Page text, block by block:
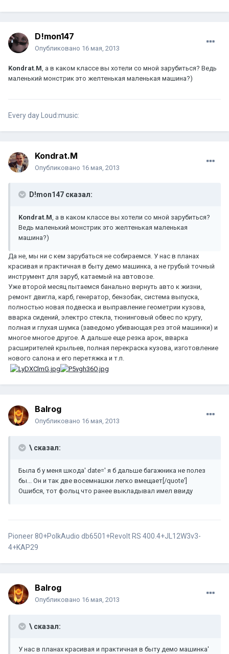
D!mon147
Опубликовано 16 мая, 2013
Kondrat.M, а в каком классе вы хотели со мной зарубиться? Ведь
маленький монстрик это желтенькая маленькая машина?)
Every day Loud:music:
Kondrat.M
Опубликовано 16 мая, 2013
D!mon147 сказал:
Kondrat.M, а в каком классе вы хотели со мной зарубиться?
Ведь маленький монстрик это желтенькая маленькая
машина?)
Да не, мы ни с кем зарубаться не собираемся. У нас в планах
красивая и практичная в быту демо машинка, а не грубый точный
инструмент для заруб, катаемый на автовозе.
Уже второй месяц пытаемся банально вернуть авто к жизни,
ремонт двигла, карб, генератор, бензобак, система выпуска,
полностью новая подвеска и выправление геометрии кузова,
вварка сидений, электро стекла, тюнинговый обвес по кругу,
полная и глухая шумка (заведомо убивающая рез этой машинки) и
многое многое другое. А дальше еще резка арок, вварка
расширителей крыльев, полная перекраска кузова, изготовление
нового салона и его перетяжка и т.п.
Balrog
Опубликовано 16 мая, 2013
\ сказал:
Была б у меня шкода' date=' я б дальше багажника не полез
бы... Он и так две восемнашки легко вмещает[/quote']
Ошибся, тот фольц что ранее выкладывал имел ввиду
Pioneer 80+PolkAudio db6501+Revolt RS 400.4+JL12W3v3-
4+KAP29
Balrog
Опубликовано 16 мая, 2013
\ сказал:
У нас в планах красивая и практичная в быту демо машинка'